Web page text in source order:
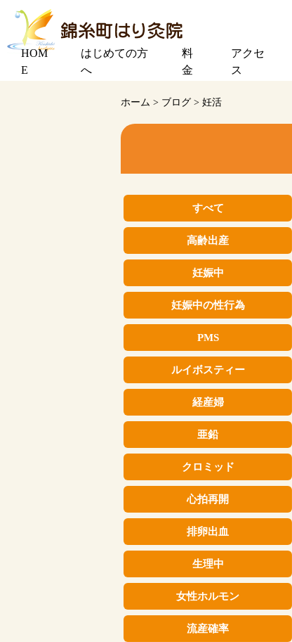
HOM
E
はじめての方
へ
料
金
アクセ
ス
ホーム > ブログ > 妊活
すべて
高齢出産
妊娠中
妊娠中の性行為
PMS
ルイボスティー
経産婦
亜鉛
クロミッド
心拍再開
排卵出血
生理中
女性ホルモン
流産確率